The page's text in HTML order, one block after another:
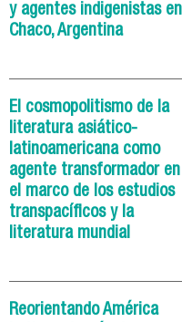
y agentes indigenistas en
Chaco, Argentina
El cosmopolitismo de la
literatura asiático-
latinoamericana como
agente transformador en
el marco de los estudios
transpacíficos y la
literatura mundial
Reorientando América